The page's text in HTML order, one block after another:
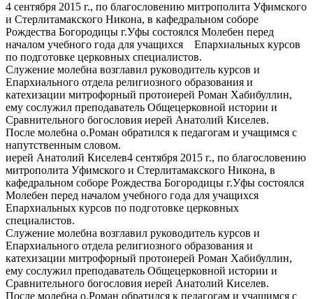
4 сентября 2015 г., по благословению митрополита Уфимского
и Стерлитамакского Никона, в кафедральном соборе
Рождества Богородицы г.Уфы состоялся Молебен перед
началом учебного года для учащихся Епархиальных курсов
по подготовке церковных специалистов.
Служение молебна возглавил руководитель курсов и
Епархиального отдела религиозного образования и
катехизации митрофорный протоиерей Роман Хабибуллин,
ему сослужил преподаватель Общецерковной истории и
Сравнительного богословия иерей Анатолий Киселев.
После молебна о.Роман обратился к педагогам и учащимся с
напутственным словом.
иерей Анатолий Киселев4 сентября 2015 г., по благословению
митрополита Уфимского и Стерлитамакского Никона, в
кафедральном соборе Рождества Богородицы г.Уфы состоялся
Молебен перед началом учебного года для учащихся
Епархиальных курсов по подготовке церковных
специалистов.
Служение молебна возглавил руководитель курсов и
Епархиального отдела религиозного образования и
катехизации митрофорный протоиерей Роман Хабибуллин,
ему сослужил преподаватель Общецерковной истории и
Сравнительного богословия иерей Анатолий Киселев.
После молебна о.Роман обратился к педагогам и учащимся с